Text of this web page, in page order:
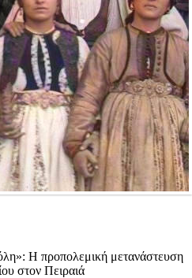
Η προπολεμική μετανάστευση
στον Πειραιά